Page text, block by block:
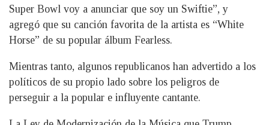
Super Bowl voy a anunciar que soy un Swiftie”, y
agregó que su canción favorita de la artista es “White
Horse” de su popular álbum Fearless.
Mientras tanto, algunos republicanos han advertido a los
políticos de su propio lado sobre los peligros de
perseguir a la popular e influyente cantante.